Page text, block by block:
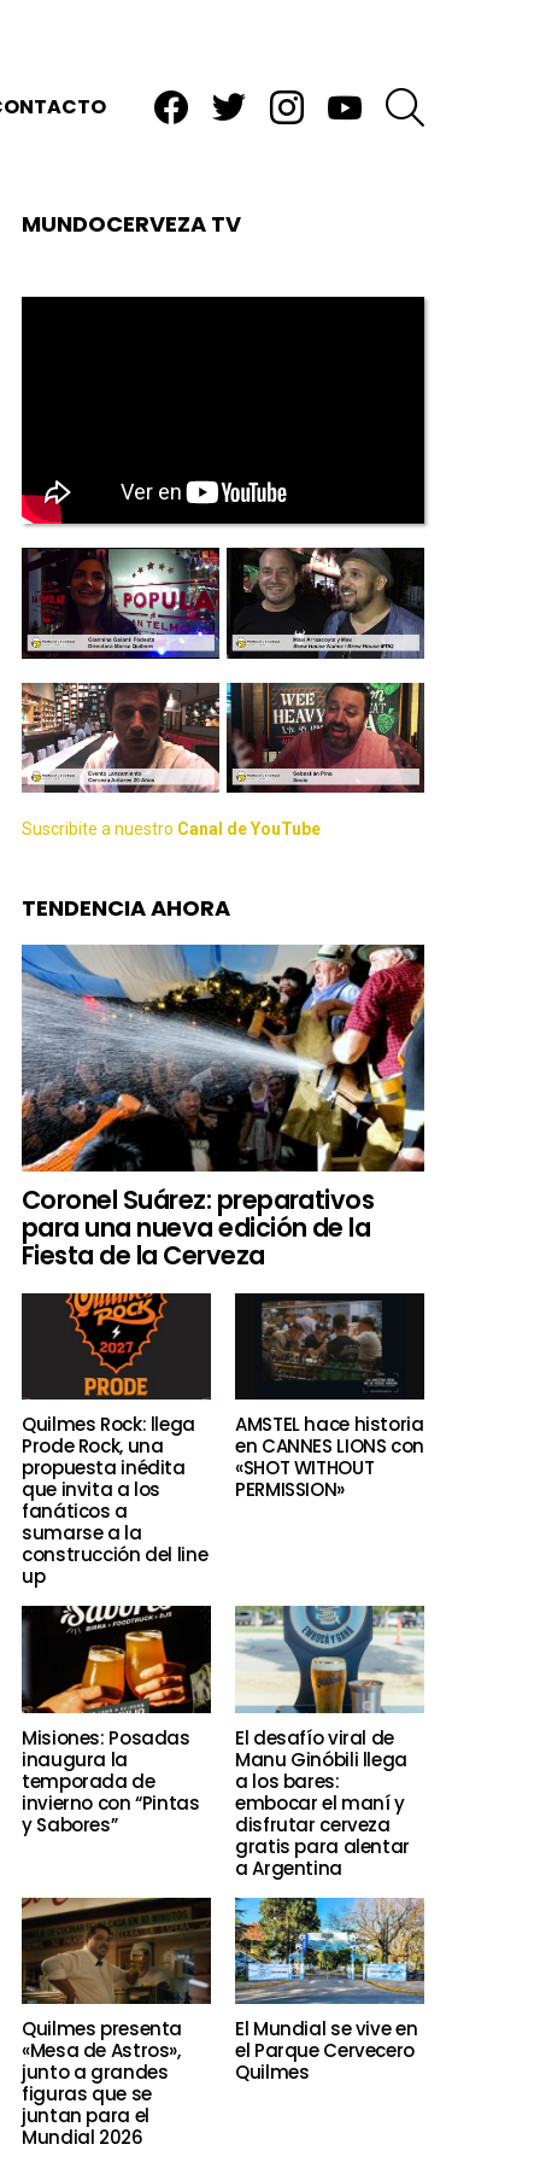
MUNDOCERVEZA TV
Suscribite a nuestro Canal de YouTube
TENDENCIA AHORA
Coronel Suárez: preparativos
para una nueva edición de la
Fiesta de la Cerveza
Quilmes Rock: llega
Prode Rock, una
propuesta inédita
que invita a los
fanáticos a
sumarse a la
construcción del line
up
AMSTEL hace historia
en CANNES LIONS con
«SHOT WITHOUT
PERMISSION»
Misiones: Posadas
inaugura la
temporada de
invierno con “Pintas
y Sabores”
El desafío viral de
Manu Ginóbili llega
a los bares:
embocar el maní y
disfrutar cerveza
gratis para alentar
a Argentina
Quilmes presenta
«Mesa de Astros»,
junto a grandes
figuras que se
juntan para el
Mundial 2026
El Mundial se vive en
el Parque Cervecero
Quilmes